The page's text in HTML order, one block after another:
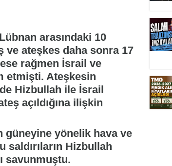
arasındaki 10
ve ateşkes daha sonra 17
rağmen İsrail ve
etmişti. Ateşkesin
Hizbullah ile İsrail
açıldığına ilişkin
güneyine yönelik hava ve
saldırıların Hizbullah
savunmuştu.